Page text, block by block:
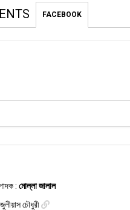
FACEBOOK
: মোল্লা জালাল
জুলীয়াস চৌধুরী